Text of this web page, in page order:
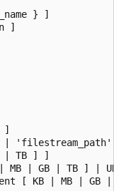
} ]
]
]
| TB ] ]
MB | GB | TB ] |
[ KB | MB | GB